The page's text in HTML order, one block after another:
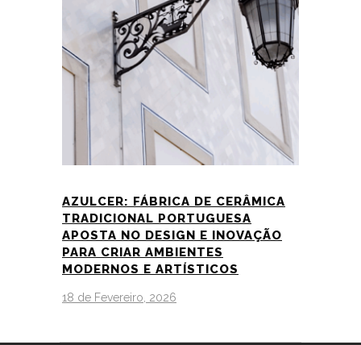
AZULCER: FÁBRICA DE CERÂMICA
TRADICIONAL PORTUGUESA
APOSTA NO DESIGN E INOVAÇÃO
PARA CRIAR AMBIENTES
MODERNOS E ARTÍSTICOS
18 de Fevereiro, 2026